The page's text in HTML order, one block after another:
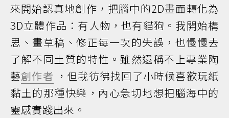
來開始認真地創作，把腦中的2D畫面轉化為
3D立體作品：有人物，也有貓狗。我開始構
思、畫草稿、修正每一次的失誤，也慢慢去
了解不同土質的特性。雖然還稱不上專業陶
藝創作者 ，但我彷彿找回了小時候喜歡玩紙
黏土的那種快樂，內心急切地想把腦海中的
靈感實踐出來。